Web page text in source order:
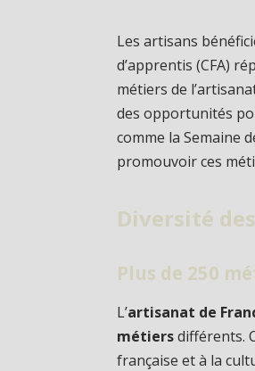
Les artisans
d’apprentis (CFA)
métiers de
des opportunités
comme la Semaine
promouvoir ces
Diversité
Plus de 250
L’artisanat de
métiersdifférents.
française et à la